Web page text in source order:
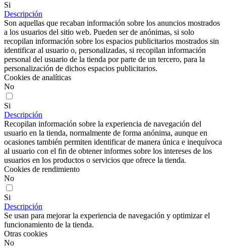
Si
Descripción
Son aquellas que recaban información sobre los anuncios mostrados
a los usuarios del sitio web. Pueden ser de anónimas, si solo
recopilan información sobre los espacios publicitarios mostrados sin
identificar al usuario o, personalizadas, si recopilan información
personal del usuario de la tienda por parte de un tercero, para la
personalización de dichos espacios publicitarios.
Cookies de analíticas
No
Si
Descripción
Recopilan información sobre la experiencia de navegación del
usuario en la tienda, normalmente de forma anónima, aunque en
ocasiones también permiten identificar de manera única e inequívoca
al usuario con el fin de obtener informes sobre los intereses de los
usuarios en los productos o servicios que ofrece la tienda.
Cookies de rendimiento
No
Si
Descripción
Se usan para mejorar la experiencia de navegación y optimizar el
funcionamiento de la tienda.
Otras cookies
No